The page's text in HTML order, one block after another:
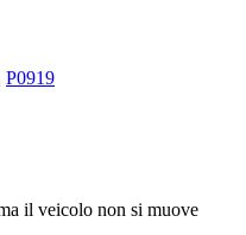
P0919
il veicolo non si muove